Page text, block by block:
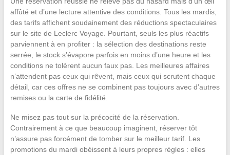
affûté et d’une lecture attentive des conditions. Tous les mardis,
des tarifs affichent soudainement des réductions spectaculaires
sur le site de Leclerc Voyage. Pourtant, seuls les plus réactifs
parviennent à en profiter : la sélection des destinations reste
serrée, le stock s’évapore parfois en moins d’une heure et les
conditions ne tolèrent aucun faux pas. Les meilleures affaires
n’attendent pas ceux qui rêvent, mais ceux qui scrutent chaque
détail, car ces offres ne se combinent pas toujours avec d’autres
remises ou la carte de fidélité.
Ne misez pas tout sur la précocité de la réservation.
Contrairement à ce que beaucoup imaginent, réserver tôt
n’assure pas forcément de tomber sur le meilleur tarif. Les
promotions du mardi obéissent à leurs propres règles : elles